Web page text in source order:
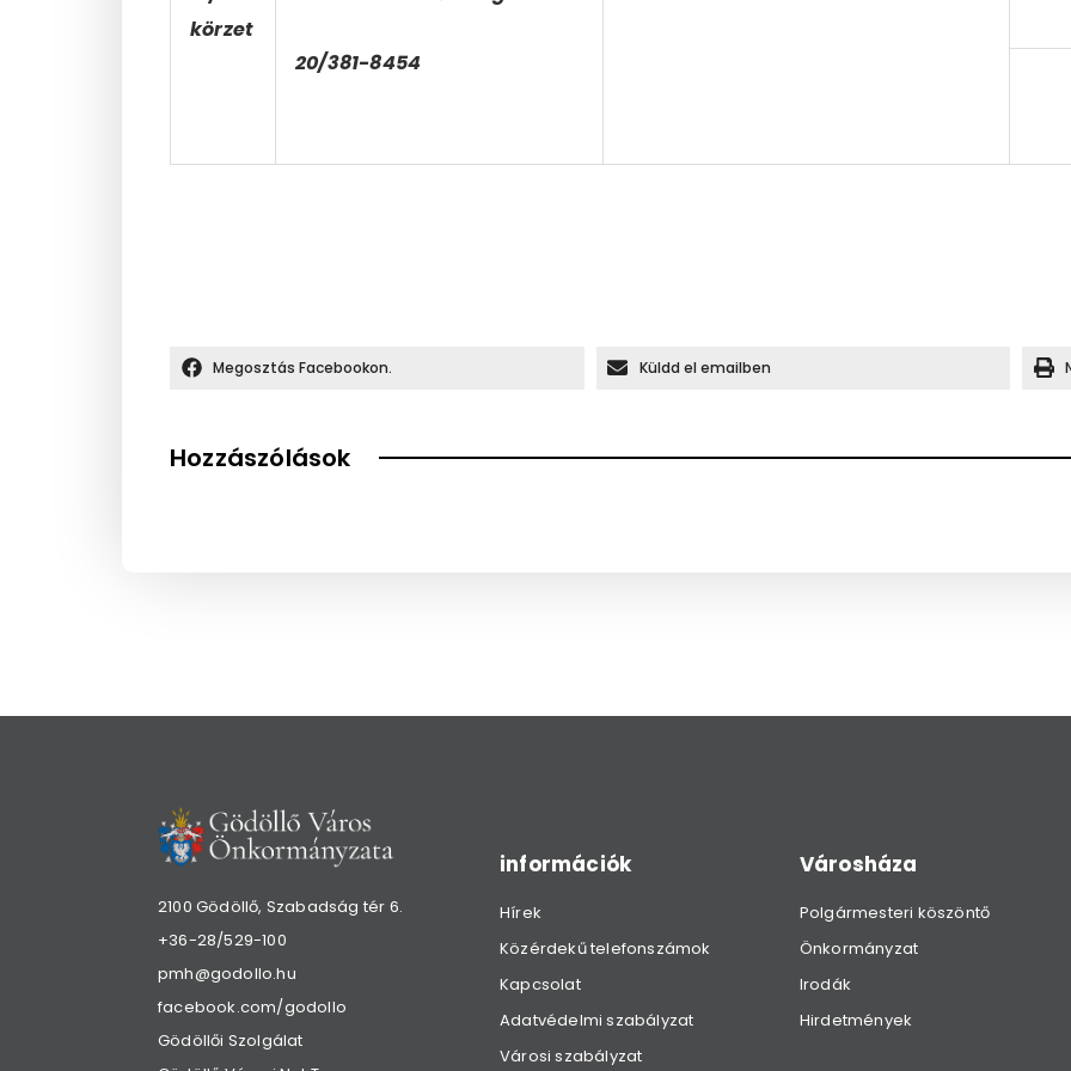
körzet
20/381-8454
Megosztás Facebookon. Küldd el emailben
Hozzászólások
2100 Gödöllő, Szabadság tér 6.
+36-28/529-100
pmh@godollo.hu
facebook.com/godollo
Gödöllői Szolgálat
információk
Hírek
Közérdekű telefonszámok
Kapcsolat
Adatvédelmi szabályzat
Városi szabályzat
Városháza
Polgármesteri köszöntő
Önkormányzat
Irodák
Hirdetmények